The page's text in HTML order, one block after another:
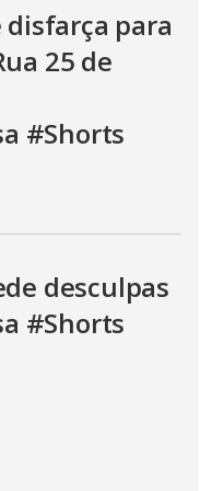
disfarça para
25 de
#Shorts
desculpas
#Shorts